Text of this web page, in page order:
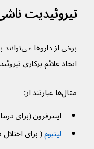
تیروئیدیت
برخی از
ایجاد علائم پرکاری
مثال‌ها عبارتند از:
اینترفرون (برای
لیتیوم ( برای